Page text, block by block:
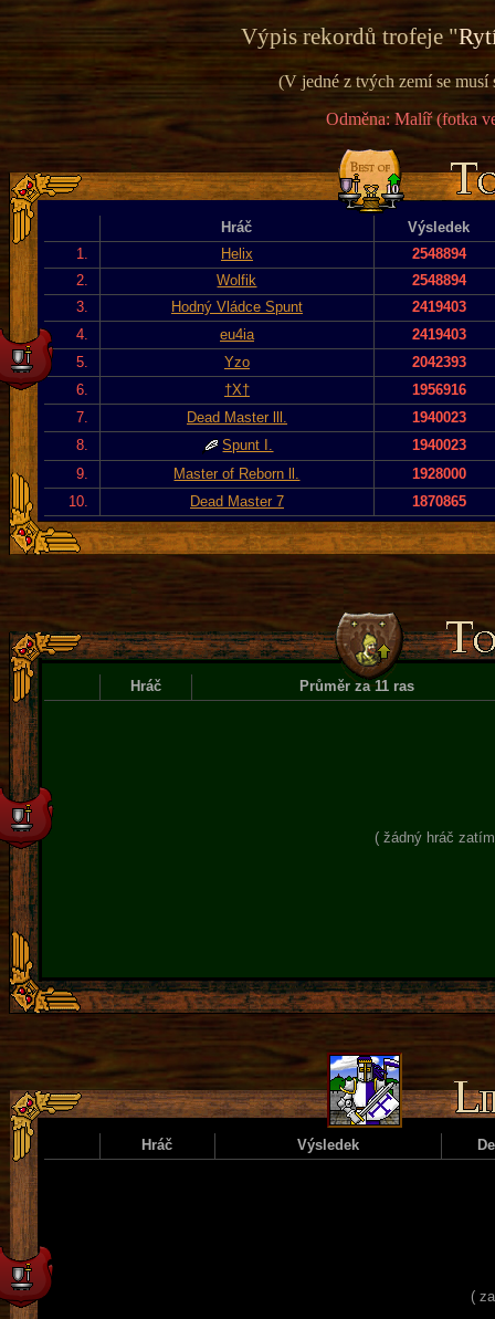
Výpis rekordů trofeje "
(V jedné z tvých zemí se
Odměna: Malíř (fotka
Hráč
Výsledek
1.
Helix
2548894
2.
Wolfik
2548894
3.
Hodný Vládce Spunt
2419403
4.
eu4ia
2419403
5.
Yzo
2042393
6.
†X†
1956916
7.
Dead Master lll.
1940023
8.
Spunt I.
1940023
9.
Master of Reborn ll.
1928000
10.
Dead Master 7 1870865
Hráč Průměr za 11 ras
( žádný hráč
Hráč Výsledek
(